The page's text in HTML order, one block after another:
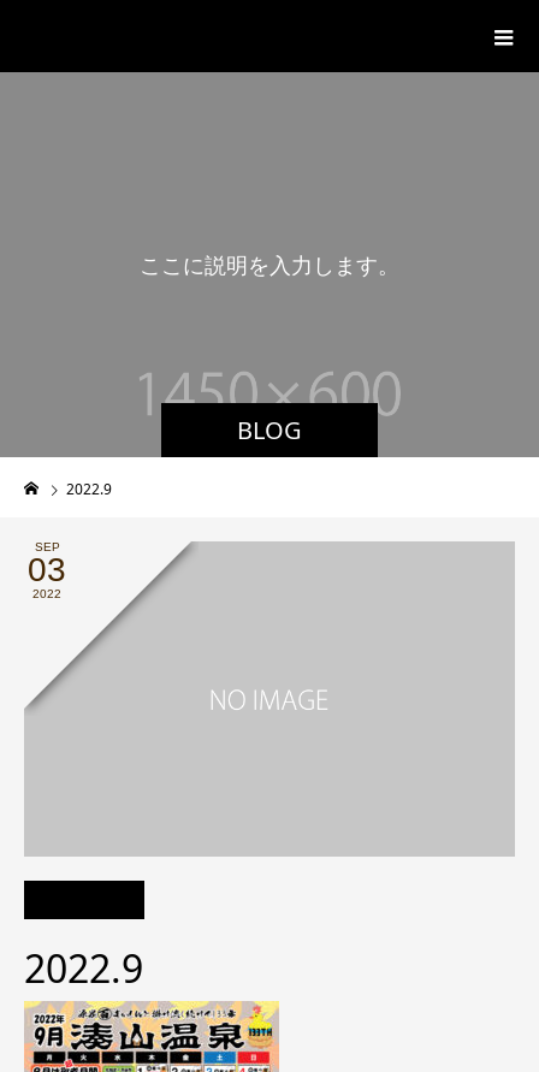
BLOG
こ こ に説明を 入 力 し ます。
2022.9
SEP
03
2022
2022.9